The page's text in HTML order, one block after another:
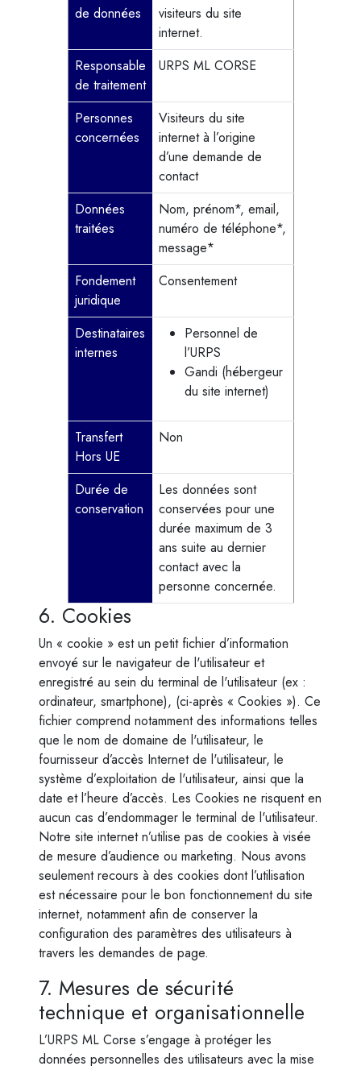
de données
visiteurs du site
internet.
Responsable
de traitement
URPS ML CORSE
Personnes
concernées
Visiteurs du site
internet à l’origine
d’une demande de
contact
Données
traitées
Nom, prénom*, email,
numéro de téléphone*,
message*
Fondement
juridique
Consentement
Destinataires
internes
Personnel de
l’URPS
Gandi (hébergeur
du site internet)
Transfert
Hors UE
Non
Durée de
conservation
Les données sont
conservées pour une
durée maximum de 3
ans suite au dernier
contact avec la
personne concernée.
6. Cookies
Un « cookie » est un petit fichier d’information
envoyé sur le navigateur de l'utilisateur et
enregistré au sein du terminal de l'utilisateur (ex :
ordinateur, smartphone), (ci-après « Cookies »). Ce
fichier comprend notamment des informations telles
que le nom de domaine de l'utilisateur, le
fournisseur d’accès Internet de l'utilisateur, le
système d’exploitation de l'utilisateur, ainsi que la
date et l’heure d’accès. Les Cookies ne risquent en
aucun cas d’endommager le terminal de l'utilisateur.
Notre site internet n’utilise pas de cookies à visée
de mesure d’audience ou marketing. Nous avons
seulement recours à des cookies dont l’utilisation
est nécessaire pour le bon fonctionnement du site
internet, notamment afin de conserver la
configuration des paramètres des utilisateurs à
travers les demandes de page.
7. Mesures de sécurité
technique et organisationnelle
L’URPS ML Corse s’engage à protéger les
données personnelles des utilisateurs avec la mise